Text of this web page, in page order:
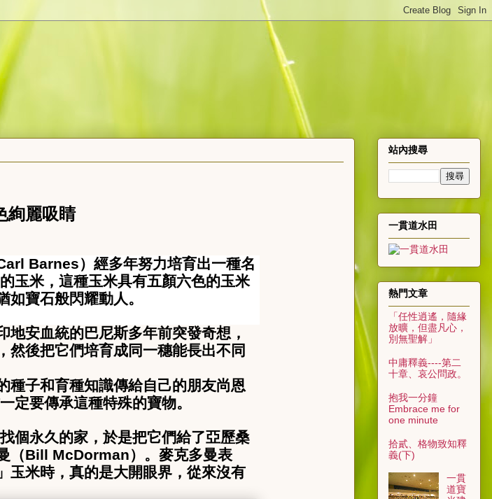
麗吸睛
Barnes）經多年努力培育出一種名
玉米，這種玉米具有五顏六色的玉米
寶石般閃耀動人。
安血統的巴尼斯多年前突發奇想，
然後把它們培育成同一穗能長出不同
種子和育種知識傳給自己的朋友尚恩
定要傳承這種特殊的寶物。
個永久的家，於是把它們給了亞歷桑
（Bill McDorman）。麥克多曼表
玉米時，真的是大開眼界，從來沒有
站內搜尋
一貫道水田
熱門文章
「任性逍遙，隨緣
放曠，但盡凡心，
別無聖解」
中庸釋義----第二
十章、哀公問政。
抱我一分鐘
Embrace me for
one minute
拾貳、格物致知釋
義(下)
一貫
道寶